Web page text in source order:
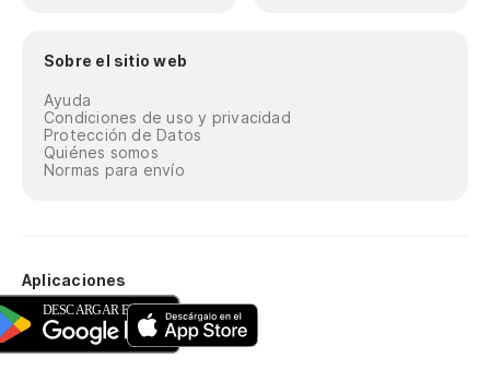
Sobre el sitio web
Ayuda
Condiciones de uso y privacidad
Protección de Datos
Quiénes somos
Normas para envío
Aplicaciones